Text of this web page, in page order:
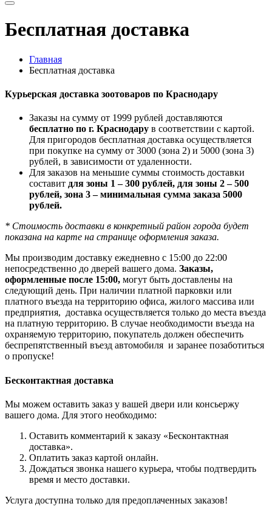
Бесплатная доставка
Главная
Бесплатная доставка
Курьерская доставка зоотоваров по Краснодару
Заказы на сумму от 1999 рублей доставляются
бесплатно по г. Краснодару в соответствии с картой.
Для пригородов бесплатная доставка осуществляется
при покупке на сумму от 3000 (зона 2) и 5000 (зона 3)
рублей, в зависимости от удаленности.
Для заказов на меньшие суммы стоимость доставки
составит для зоны 1 – 300 рублей, для зоны 2 – 500
рублей, зона 3 – минимальная сумма заказа 5000
рублей.
* Стоимость доставки в конкретный район города будет
показана на карте на странице оформления заказа.
Мы производим доставку ежедневно с 15:00 до 22:00
непосредственно до дверей вашего дома. Заказы,
оформленные после 15:00, могут быть доставлены на
следующий день. При наличии платной парковки или
платного въезда на территорию офиса, жилого массива или
предприятия, доставка осуществляется только до места въезда
на платную территорию. В случае необходимости въезда на
охраняемую территорию, покупатель должен обеспечить
беспрепятственный въезд автомобиля и заранее позаботиться
о пропуске!
Бесконтактная доставка
Мы можем оставить заказ у вашей двери или консьержу
вашего дома. Для этого необходимо:
Оставить комментарий к заказу «Бесконтактная
доставка».
Оплатить заказ картой онлайн.
Дождаться звонка нашего курьера, чтобы подтвердить
время и место доставки.
Услуга доступна только для предоплаченных заказов!